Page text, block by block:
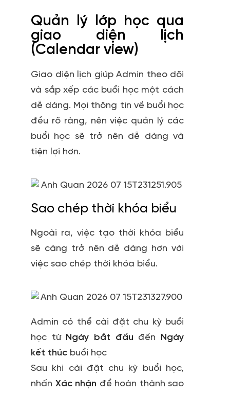
Quản lý lớp học qua
giao diện lịch
(Calendar view)
Giao diện lịch giúp Admin theo dõi
và sắp xếp các buổi học một cách
dễ dàng. Mọi thông tin về buổi học
đều rõ ràng, nên việc quản lý các
buổi học sẽ trở nên dễ dàng và
tiện lợi hơn.
Sao chép thời khóa biểu
Ngoài ra, việc tạo thời khóa biểu
sẽ càng trở nên dễ dàng hơn với
việc sao chép thời khóa biểu.
Admin có thể cài đặt chu kỳ buổi
học từNgày bắt đầu đến Ngày
kết thúc buổi học
Sau khi cài đặt chu kỳ buổi học,
nhấn Xác nhận để hoàn thành sao